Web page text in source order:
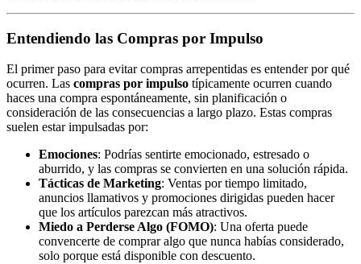
Entendiendo las Compras por Impulso
El primer paso para evitar compras arrepentidas es entender por qué
ocurren. Las compras por impulso típicamente ocurren cuando
haces una compra espontáneamente, sin planificación o
consideración de las consecuencias a largo plazo. Estas compras
suelen estar impulsadas por:
Emociones: Podrías sentirte emocionado, estresado o
aburrido, y las compras se convierten en una solución rápida.
Tácticas de Marketing: Ventas por tiempo limitado,
anuncios llamativos y promociones dirigidas pueden hacer
que los artículos parezcan más atractivos.
Miedo a Perderse Algo (FOMO): Una oferta puede
convencerte de comprar algo que nunca habías considerado,
solo porque está disponible con descuento.